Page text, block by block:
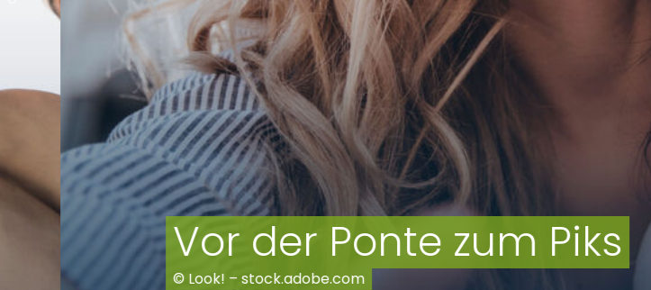
Vor der Ponte zum Piks
© Look! – stock.adobe.com